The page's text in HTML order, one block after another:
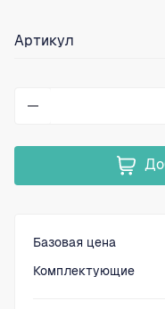
Артикул
Базовая цена
Комплектующие